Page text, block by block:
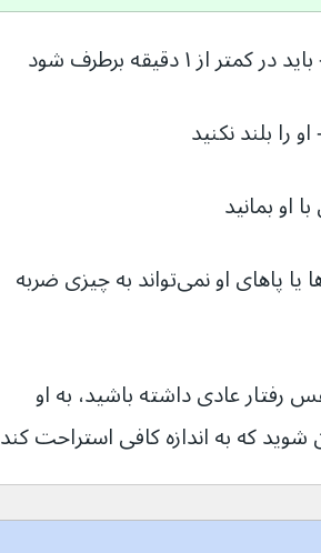
۱ دقیقه برطرف شود
را بلند نکنید
مطمئن شوید که سر، بازوها یا پاهای او نمی‌تواند به چیزی ضربه
حبس نفس رفتار عادی داشته باشید، به او
که به اندازه کافی استراحت کند